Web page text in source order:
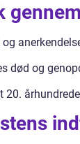
død og
20.